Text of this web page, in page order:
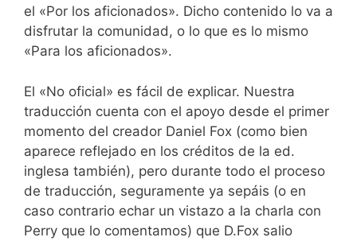
el «Por los aficionados». Dicho contenido lo va a
disfrutar la comunidad, o lo que es lo mismo
«Para los aficionados».
El «No oficial» es fácil de explicar. Nuestra
traducción cuenta con el apoyo desde el primer
momento del creador Daniel Fox (como bien
aparece reflejado en los créditos de la ed.
inglesa también), pero durante todo el proceso
de traducción, seguramente ya sepáis (o en
caso contrario echar un vistazo a la charla con
Perry que lo comentamos) que D.Fox salio